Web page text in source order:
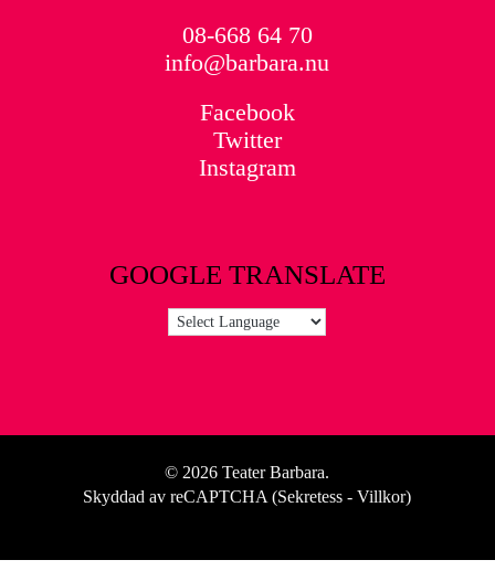
08-668 64 70
info@barbara.nu
Facebook
Twitter
Instagram
GOOGLE TRANSLATE
© 2026 Teater Barbara.
Skyddad av reCAPTCHA (Sekretess -Villkor)